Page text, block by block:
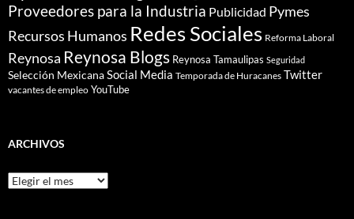
Proveedores para la Industria Publicidad Pymes
Recursos Humanos Redes Sociales Reforma Laboral
Reynosa Reynosa Blogs Reynosa Tamaulipas Seguridad
Selección MexicanaSocial Media Temporada de Huracanes Twitter
vacantes de empleo YouTube
ARCHIVOS
Archivos